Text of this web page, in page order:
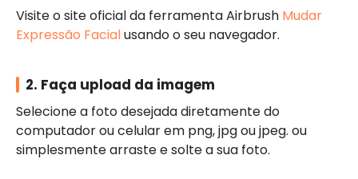
Visite o site oficial da ferramenta Airbrush Mudar
Expressão Facialusando o seu navegador.
2. Faça upload da imagem
Selecione a foto desejada diretamente do
computador ou celular em png, jpg ou jpeg. ou
simplesmente arraste e solte a sua foto.